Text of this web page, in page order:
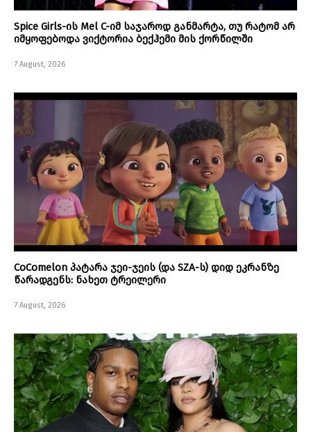
Spice Girls-ის Mel C-იმ საჯაროდ განმარტა, თუ რატომ არ
იმყოფებოდა ვიქტორია ბექჰემი მის ქორწილში
7 August, 2026
CoComelon პატარა ჯეი-ჯეის (და SZA-ს) დიდ ეკრანზე
წარადგენს: ნახეთ ტრეილერი
7 August, 2026